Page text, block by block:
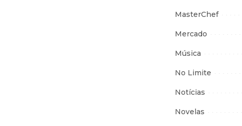
MasterChef
Mercado
Música
No Limite
Notícias
Novelas